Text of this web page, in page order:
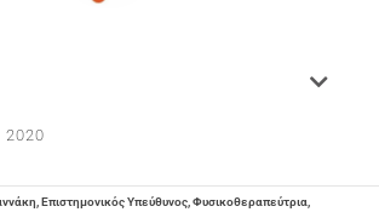
2020
Επιστημονικός Υπεύθυνος, Φυσικοθεραπεύτρια,